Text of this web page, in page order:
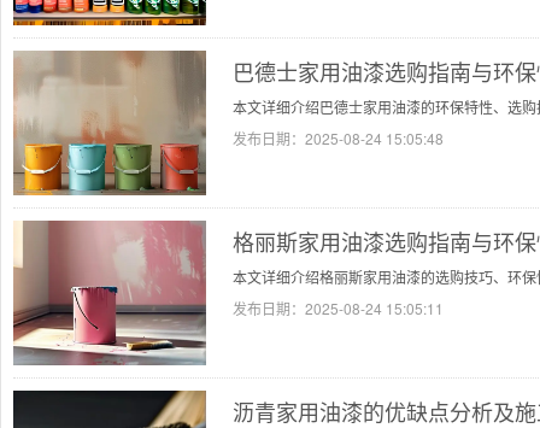
巴德士家用油漆选购指南与环
本文详细介绍巴德士家用油漆的环保特性、选
发布日期： 2025-08-24 15:05:48
格丽斯家用油漆选购指南与环
本文详细介绍格丽斯家用油漆的选购技巧、环
发布日期： 2025-08-24 15:05:11
沥青家用油漆的优缺点分析及